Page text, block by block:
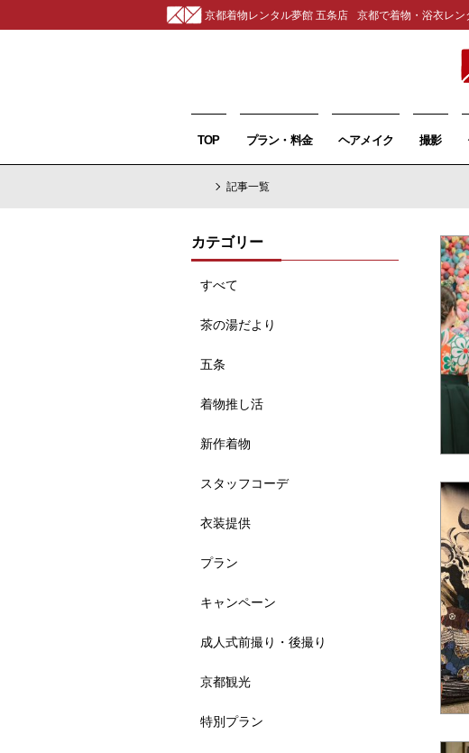
京都着物レンタル夢館 五条店 京都で着物・浴衣レン
TOP プラン・料金 ヘアメイク 撮影
記事一覧
カテゴリー
すべて
茶の湯だより
五条
着物推し活
新作着物
スタッフコーデ
衣装提供
プラン
キャンペーン
成人式前撮り・後撮り
京都観光
特別プラン